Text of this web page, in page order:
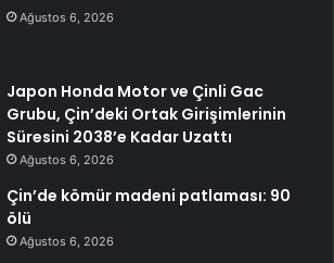
Ağustos 6, 2026
Japon Honda Motor ve Çinli Gac
Grubu, Çin’deki Ortak Girişimlerinin
Süresini 2038’e Kadar Uzattı
Ağustos 6, 2026
Çin’de kömür madeni patlaması: 90
ölü
Ağustos 6, 2026